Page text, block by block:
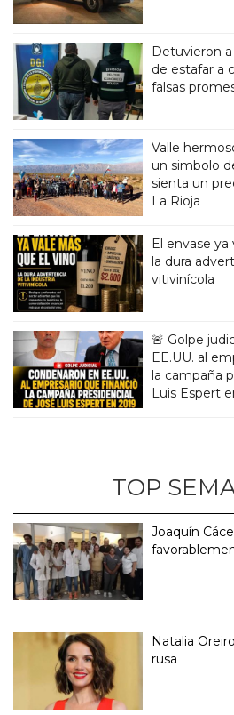
Detuvieron
de estafar a
falsas
Valle
un simbolo
sienta un
La Rioja
El envase
la dura
vitivinícola
🚨 Golpe
EE.UU. al
la campaña
Luis Espert
TOP
Joaquín
Natalia
rusa